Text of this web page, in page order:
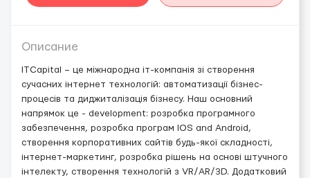
Описание
ITCapital – це міжнародна іт-компанія зі створення
сучасних інтернет технологій: автоматизації бізнес-
процесів та диджиталізація бізнесу. Наш основний
напрямок це - development: розробка програмного
забезпечення, розробка програм IOS and Android,
створення корпоративних сайтів будь-якої складності,
інтернет-маркетинг, розробка рішень на основі штучного
інтелекту, створення технологій з VR/AR/3D. Додатковий